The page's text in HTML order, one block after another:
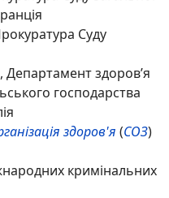
Суду
здоров’я
господарства
здоров'я (СОЗ)
кримінальних